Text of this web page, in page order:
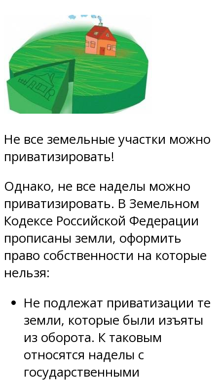
Не все земельные участки можно
приватизировать!
Однако, не все наделы можно
приватизировать. В Земельном
Кодексе Российской Федерации
прописаны земли, оформить
право собственности на которые
нельзя:
Не подлежат приватизации те
земли, которые были изъяты
из оборота. К таковым
относятся наделы с
государственными